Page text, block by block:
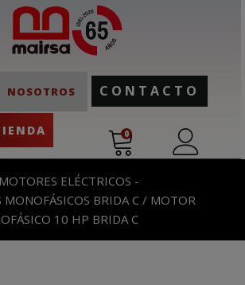
NOSOTROS CONTACTO
0
MOTORES ELÉCTRICOS -
MONOFÁSICOS BRIDA C / MOTOR
10 HP BRIDA C